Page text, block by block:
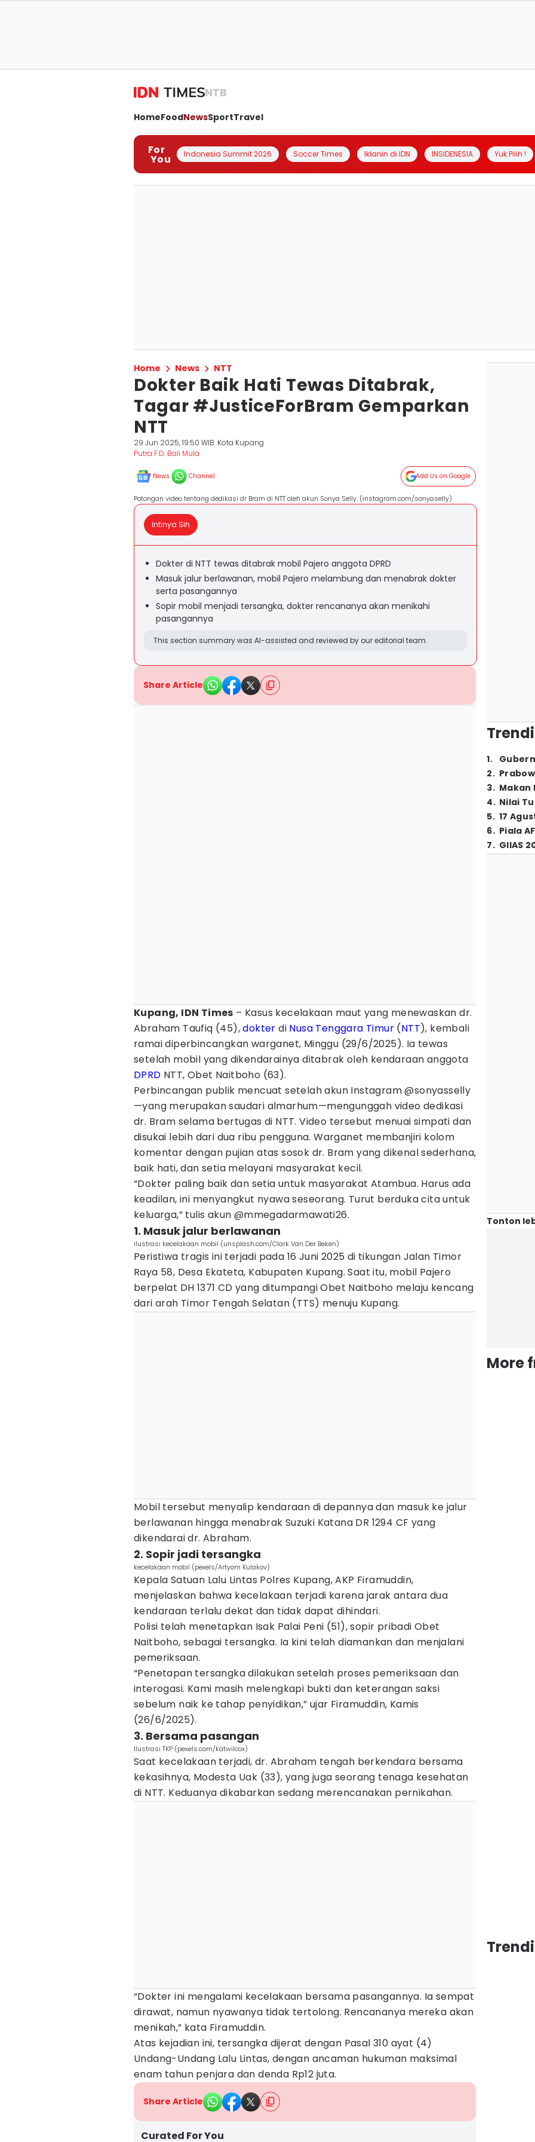
NTB
HomeFoodNewsSportTravel
For
You Indonesia Summit 2026 Soccer Times Iklanin di IDN INSIDENESIA Yuk Pilih !
Home News NTT
Dokter Baik Hati Tewas Ditabrak,
Tagar #JusticeForBram Gemparkan
NTT
29 Jun 2025, 19:50 WIB Kota Kupang
Putra F.D. Bali Mula
News Channel Add Us on Google
Potongan video tentang dedikasi dr Bram di NTT oleh akun Sonya Selly. (instagram.com/sonyaselly)
Intinya Sih
Dokter di NTT tewas ditabrak mobil Pajero anggota DPRD
Masuk jalur berlawanan, mobil Pajero melambung dan menabrak dokter
serta pasangannya
Sopir mobil menjadi tersangka, dokter rencananya akan menikahi
pasangannya
This section summary was AI-assisted and reviewed by our editorial team.
Share Article
Kupang, IDN Times – Kasus kecelakaan maut yang menewaskan dr.
Abraham Taufiq (45),dokter di Nusa Tenggara Timur (NTT), kembali
ramai diperbincangkan warganet, Minggu (29/6/2025). Ia tewas
setelah mobil yang dikendarainya ditabrak oleh kendaraan anggota
DPRD NTT, Obet Naitboho (63).
Perbincangan publik mencuat setelah akun Instagram @sonyasselly
—yang merupakan saudari almarhum—mengunggah video dedikasi
dr. Bram selama bertugas di NTT. Video tersebut menuai simpati dan
disukai lebih dari dua ribu pengguna. Warganet membanjiri kolom
komentar dengan pujian atas sosok dr. Bram yang dikenal sederhana,
baik hati, dan setia melayani masyarakat kecil.
“Dokter paling baik dan setia untuk masyarakat Atambua. Harus ada
keadilan, ini menyangkut nyawa seseorang. Turut berduka cita untuk
keluarga,” tulis akun @mmegadarmawati26.
1. Masuk jalur berlawanan
ilustrasi kecelakaan mobil (unsplash.com/Clark Van Der Beken)
Peristiwa tragis ini terjadi pada 16 Juni 2025 di tikungan Jalan Timor
Raya 58, Desa Ekateta, Kabupaten Kupang. Saat itu, mobil Pajero
berpelat DH 1371 CD yang ditumpangi Obet Naitboho melaju kencang
dari arah Timor Tengah Selatan (TTS) menuju Kupang.
Mobil tersebut menyalip kendaraan di depannya dan masuk ke jalur
berlawanan hingga menabrak Suzuki Katana DR 1294 CF yang
dikendarai dr. Abraham.
2. Sopir jadi tersangka
kecelakaan mobil (pexels/Artyom Kulakov)
Kepala Satuan Lalu Lintas Polres Kupang, AKP Firamuddin,
menjelaskan bahwa kecelakaan terjadi karena jarak antara dua
kendaraan terlalu dekat dan tidak dapat dihindari.
Polisi telah menetapkan Isak Palai Peni (51), sopir pribadi Obet
Naitboho, sebagai tersangka. Ia kini telah diamankan dan menjalani
pemeriksaan.
“Penetapan tersangka dilakukan setelah proses pemeriksaan dan
interogasi. Kami masih melengkapi bukti dan keterangan saksi
sebelum naik ke tahap penyidikan,” ujar Firamuddin, Kamis
(26/6/2025).
3. Bersama pasangan
Ilustrasi TKP (pexels.com/katwilcox)
Saat kecelakaan terjadi, dr. Abraham tengah berkendara bersama
kekasihnya, Modesta Uak (33), yang juga seorang tenaga kesehatan
di NTT. Keduanya dikabarkan sedang merencanakan pernikahan.
“Dokter ini mengalami kecelakaan bersama pasangannya. Ia sempat
dirawat, namun nyawanya tidak tertolong. Rencananya mereka akan
menikah,” kata Firamuddin.
Atas kejadian ini, tersangka dijerat dengan Pasal 310 ayat (4)
Undang-Undang Lalu Lintas, dengan ancaman hukuman maksimal
enam tahun penjara dan denda Rp12 juta.
Share Article
Curated For You
1.
2.
3. Makan
4. Nilai
5. 17
6. Piala
7. GIIAS
Tonton
More